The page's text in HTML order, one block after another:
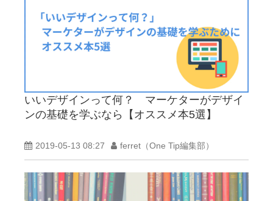
いいデザインって何？ マーケターがデザイ
ンの基礎を学ぶなら【オススメ本5選】
2019-05-13 08:27 ferret（One Tip編集部）